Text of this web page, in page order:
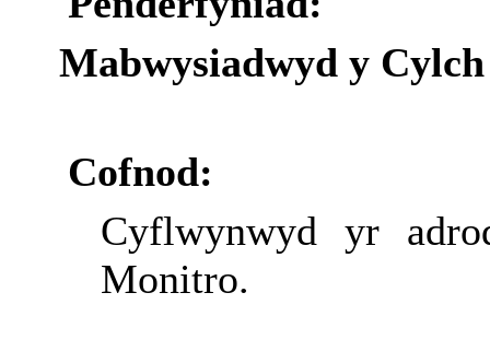
Mabwysiadwyd y
Cofnod:
Cyflwynwyd yr
Monitro.